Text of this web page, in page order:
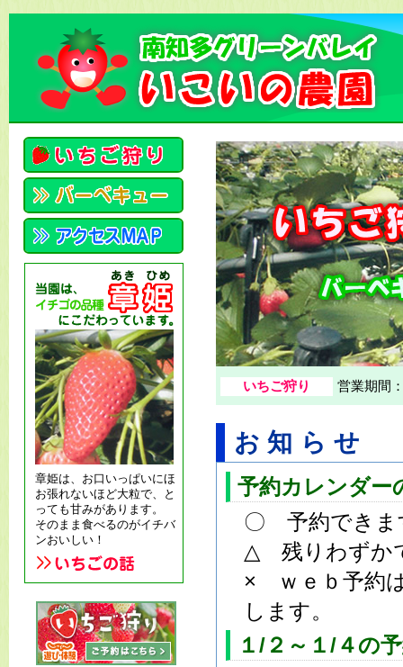
章姫は、お口いっぱいにほ
お張れないほど大粒で、と
っても甘みがあります。
そのまま食べるのがイチバ
ンおいしい！
いちご狩り 営業期間
お知らせ
予約カレンダー
〇 予約できま
△ 残りわずか
× ｗｅｂ予約
します。
１/２～１/４の